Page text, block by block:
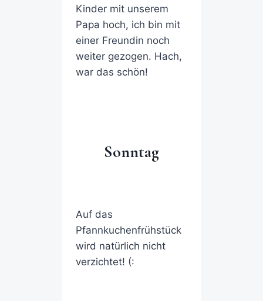
Kinder mit unserem
Papa hoch, ich bin mit
einer Freundin noch
weiter gezogen. Hach,
war das schön!
Sonntag
Auf das
Pfannkuchenfrühstück
wird natürlich nicht
verzichtet! (: